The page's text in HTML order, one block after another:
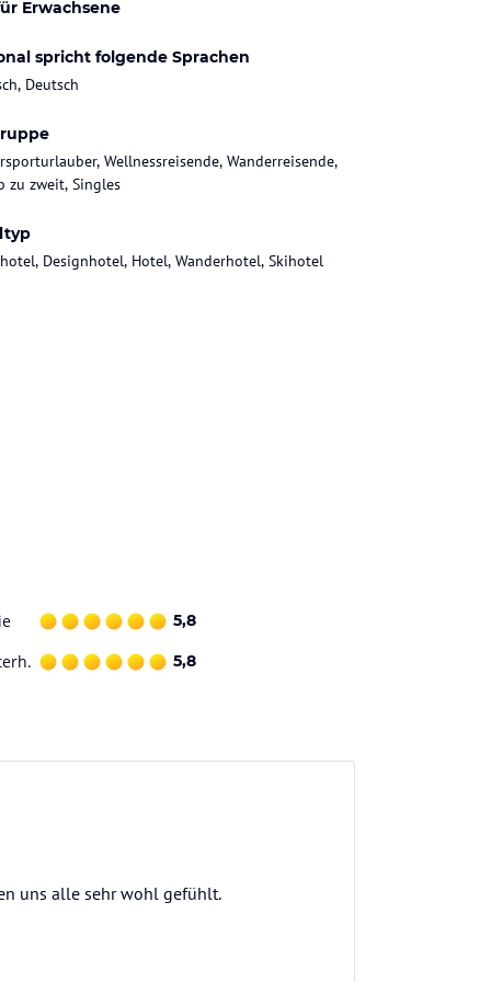
Erwachsene
spricht folgende Sprachen
Deutsch
Wellnessreisende, Wanderreisende,
zu zweit, Singles
Designhotel, Hotel, Wanderhotel, Skihotel
5,8
5,8
uns alle sehr wohl gefühlt.